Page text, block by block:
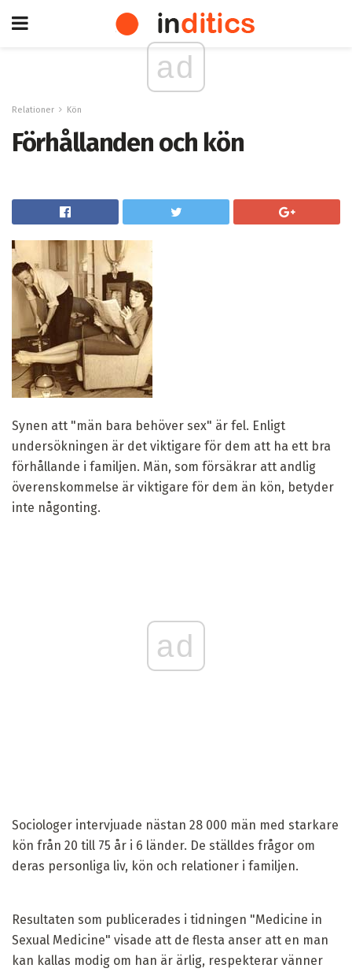
ad
Relationer Kön
Förhållanden och kön
Synen att "män bara behöver sex" är fel. Enligt
undersökningen är det viktigare för dem att ha ett bra
förhållande i familjen. Män, som försäkrar att andlig
överenskommelse är viktigare för dem än kön, betyder
inte någonting.
ad
Sociologer intervjuade nästan 28 000 män med starkare
kön från 20 till 75 år i 6 länder. De ställdes frågor om
deras personliga liv, kön och relationer i familjen.
Resultaten som publicerades i tidningen "Medicine in
Sexual Medicine" visade att de flesta anser att en man
kan kallas modig om han är ärlig, respekterar vänner